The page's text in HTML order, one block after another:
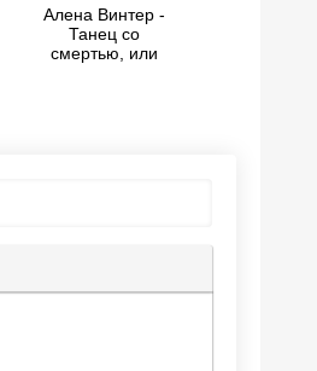
Алена Винтер -
Танец со
смертью, или